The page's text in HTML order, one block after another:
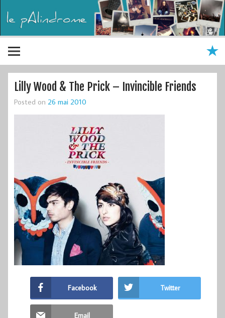
Lilly Wood & The Prick – Invincible Friends
Posted on 26 mai 2010
Facebook Twitter
Email